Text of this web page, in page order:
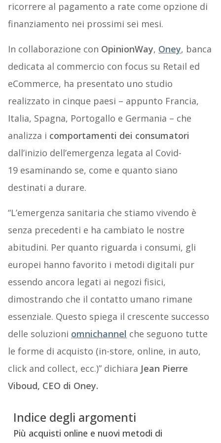
ricorrere al pagamento a rate come opzione di
finanziamento nei prossimi sei mesi.
In collaborazione con OpinionWay, Oney, banca
dedicata al commercio con focus su Retail ed
eCommerce, ha presentato uno studio
realizzato in cinque paesi – appunto Francia,
Italia, Spagna, Portogallo e Germania – che
analizza i comportamenti dei consumatori
dall’inizio dell’emergenza legata al Covid-
19 esaminando se, come e quanto siano
destinati a durare.
“L’emergenza sanitaria che stiamo vivendo è
senza precedenti e ha cambiato le nostre
abitudini. Per quanto riguarda i consumi, gli
europei hanno favorito i metodi digitali pur
essendo ancora legati ai negozi fisici,
dimostrando che il contatto umano rimane
essenziale. Questo spiega il crescente successo
delle soluzioni omnichannel che seguono tutte
le forme di acquisto (in-store, online, in auto,
click and collect, ecc.)” dichiara Jean Pierre
Viboud, CEO di Oney.
Indice degli argomenti
Più acquisti online e nuovi metodi di